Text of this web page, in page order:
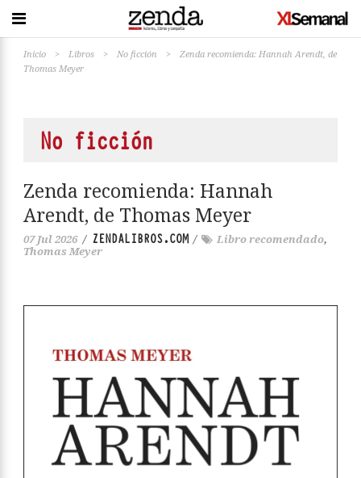
Inicio > Libros > No ficción >
Zenda recomienda: Hannah Arendt, de
Thomas Meyer
No ficción
Zenda recomienda: Hannah
Arendt, de Thomas Meyer
07 Jul 2026 / ZENDALIBROS.COM/ Libro recomendado,
Thomas Meyer